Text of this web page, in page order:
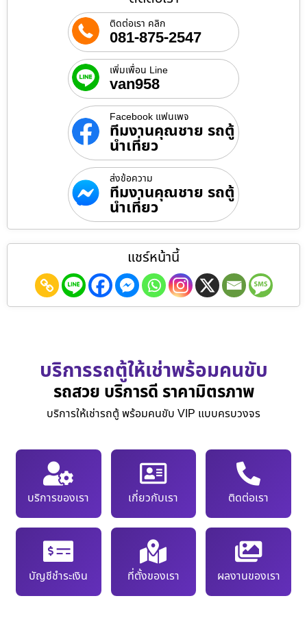
ติดต่อเรา คลิก
081-875-2547
เพิ่มเพื่อน Line
van958
Facebook แฟนเพจ
ทีมงานคุณชาย รถตู้
นำเที่ยว
ส่งข้อความ
ทีมงานคุณชาย รถตู้
นำเที่ยว
แชร์หน้านี้
บริการรถตู้ให้เช่าพร้อมคนขับ
รถสวย บริการดี ราคามิตรภาพ
บริการให้เช่ารถตู้ พร้อมคนขับ VIP แบบครบวงจร
บริการของเรา เกี่ยวกับเรา ติดต่อเรา
บัญชีชำระเงิน ที่ตั้งของเรา ผลงานของเรา